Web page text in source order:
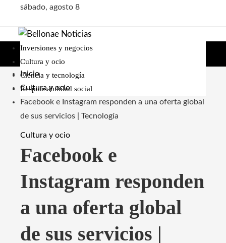
sábado, agosto 8
Inversiones y negocios
Cultura y ocio
Ciencia y tecnología
Responsabilidad social
Inicio
Cultura y ocio
Facebook e Instagram responden a una oferta global
de sus servicios | Tecnología
Cultura y ocio
Facebook e
Instagram responden
a una oferta global
de sus servicios |